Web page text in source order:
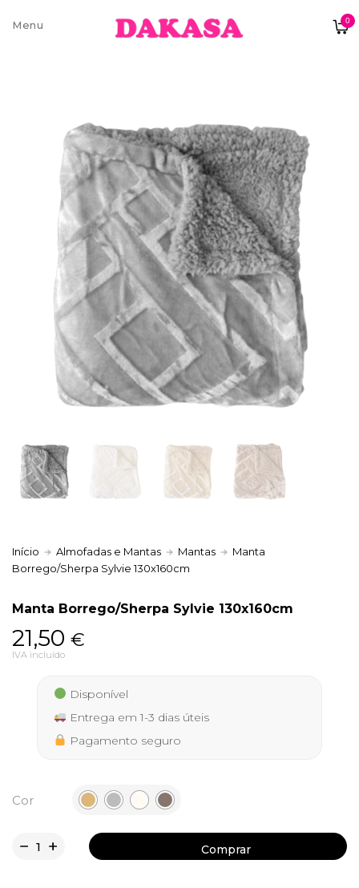
0
Sobre nós
Pagamentos e Envios
Trocas e Devoluções
Termos e condições
Início Almofadas e Mantas Mantas
Manta
Borrego/Sherpa Sylvie 130x160cm
Manta Borrego/Sherpa Sylvie 130x160cm
21,50 €
IVA incluído
Disponível
Entrega em 1-3 dias úteis
Pagamento seguro
Cor
Comprar